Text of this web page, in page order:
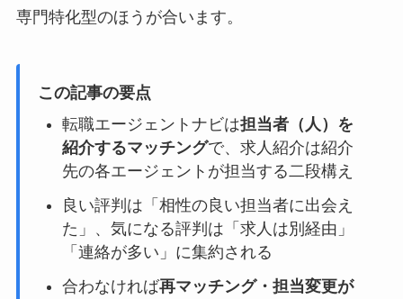
専門特化型のほうが合います。
この記事の要点
転職エージェントナビは担当者（人）を
紹介するマッチングで、求人紹介は紹介
先の各エージェントが担当する二段構え
良い評判は「相性の良い担当者に出会え
た」、気になる評判は「求人は別経由」
「連絡が多い」に集約される
合わなければ再マッチング・担当変更が